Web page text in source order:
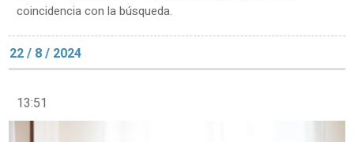
coincidencia con la búsqueda.
22 / 8 / 2024
13:51